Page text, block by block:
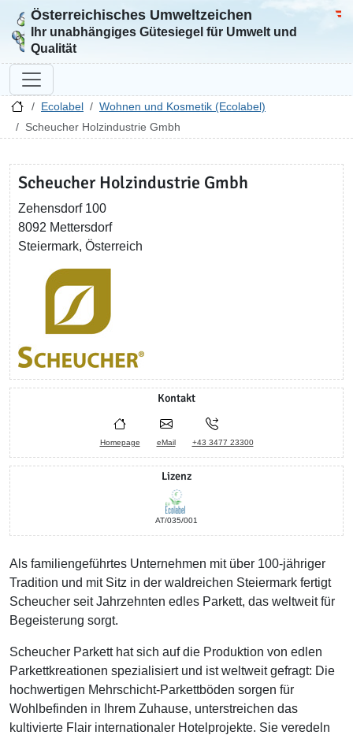
Zur Startseite
Österreichisches Umweltzeichen
Ihr unabhängiges Gütesiegel für Umwelt und
Qualität
Ecolabel
Wohnen und Kosmetik (Ecolabel)
Scheucher Holzindustrie Gmbh
Scheucher Holzindustrie Gmbh
Zehensdorf 100
8092 Mettersdorf
Steiermark, Österreich
Kontakt
Homepage eMail +43 3477 23300
Lizenz
AT/035/001
Als familiengeführtes Unternehmen mit über 100-jähriger
Tradition und mit Sitz in der waldreichen Steiermark fertigt
Scheucher seit Jahrzehnten edles Parkett, das weltweit für
Begeisterung sorgt.
Scheucher Parkett hat sich auf die Produktion von edlen
Parkettkreationen spezialisiert und ist weltweit gefragt: Die
hochwertigen Mehrschicht-Parkettböden sorgen für
Wohlbefinden in Ihrem Zuhause, unterstreichen das
kultivierte Flair internationaler Hotelprojekte. Sie veredeln